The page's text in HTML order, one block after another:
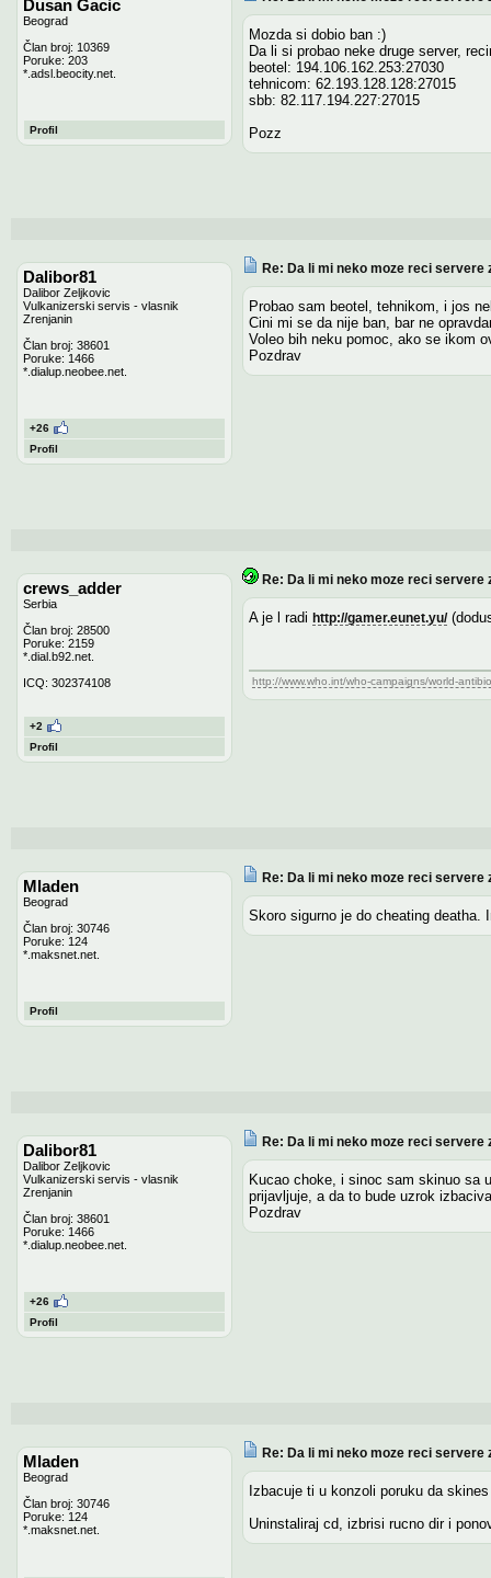
Dusan Gacic
Beograd
Član broj: 10369
Poruke: 203
*.adsl.beocity.net.
Profil
Mozda si dobio ban :)
Da li si probao neke druge server,
beotel: 194.106.162.253:27030
tehnicom: 62.193.128.128:27015
sbb: 82.117.194.227:27015
Pozz
Dalibor81
Dalibor Zeljkovic
Vulkanizerski servis - vlasnik
Zrenjanin
Član broj: 38601
Poruke: 1466
*.dialup.neobee.net.
+26
Profil
Re: Da li mi neko moze reci servere
Probao sam beotel, tehnikom, i jos
Cini mi se da nije ban, bar ne
Voleo bih neku pomoc, ako se ikom
Pozdrav
crews_adder
Serbia
Član broj: 28500
Poruke: 2159
*.dial.b92.net.
ICQ: 302374108
+2
Profil
Re: Da li mi neko moze reci servere
A je l radi http://gamer.eunet.yu/
http://www.who.int/who-campaigns/world-
Mladen
Beograd
Član broj: 30746
Poruke: 124
*.maksnet.net.
Profil
Re: Da li mi neko moze reci servere
Skoro sigurno je do cheating
Dalibor81
Dalibor Zeljkovic
Vulkanizerski servis - vlasnik
Zrenjanin
Član broj: 38601
Poruke: 1466
*.dialup.neobee.net.
+26
Profil
Re: Da li mi neko moze reci servere
Kucao choke, i sinoc sam skinuo sa
prijavljuje, a da to bude uzrok
Pozdrav
Mladen
Beograd
Član broj: 30746
Poruke: 124
*.maksnet.net.
Re: Da li mi neko moze reci servere
Izbacuje ti u konzoli poruku da
Uninstaliraj cd, izbrisi rucno dir i